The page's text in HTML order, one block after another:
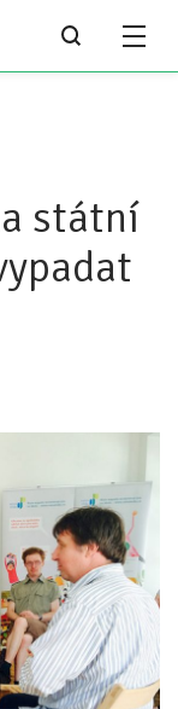
státní